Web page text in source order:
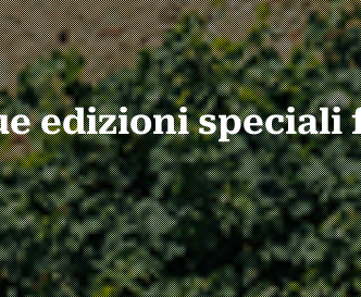
edizioni speciali